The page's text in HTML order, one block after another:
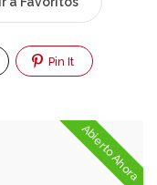
Pin It
Abierto Ahora